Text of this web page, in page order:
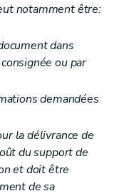
d'étude
d'auteur d'étude d'incidences
de la demande de permis
notamment être:
dans
ou par
demandées
la délivrance de
du support de
et doit être
de sa